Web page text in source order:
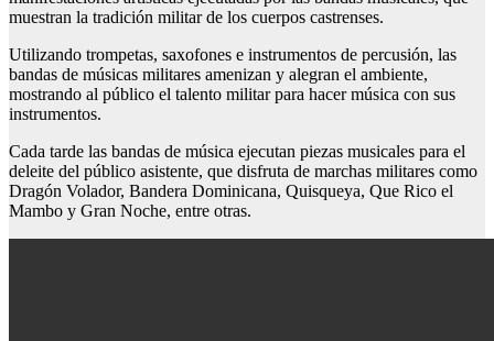
muestran la tradición militar de los cuerpos castrenses.
Utilizando trompetas, saxofones e instrumentos de percusión, las
bandas de músicas militares amenizan y alegran el ambiente,
mostrando al público el talento militar para hacer música con sus
instrumentos.
Cada tarde las bandas de música ejecutan piezas musicales para el
deleite del público asistente, que disfruta de marchas militares como
Dragón Volador, Bandera Dominicana, Quisqueya, Que Rico el
Mambo y Gran Noche, entre otras.